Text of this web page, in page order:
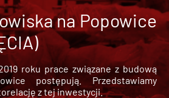
na Popowice
roku prace związane z budową
postępują. Przedstawiamy
z tej inwestycji.